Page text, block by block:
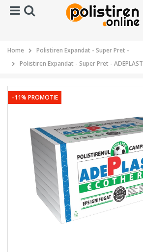
Home
Polistiren Expandat - Super Pret -
Polistiren Expandat - Super Pret - ADEPLAST
-11% PROMOTIE